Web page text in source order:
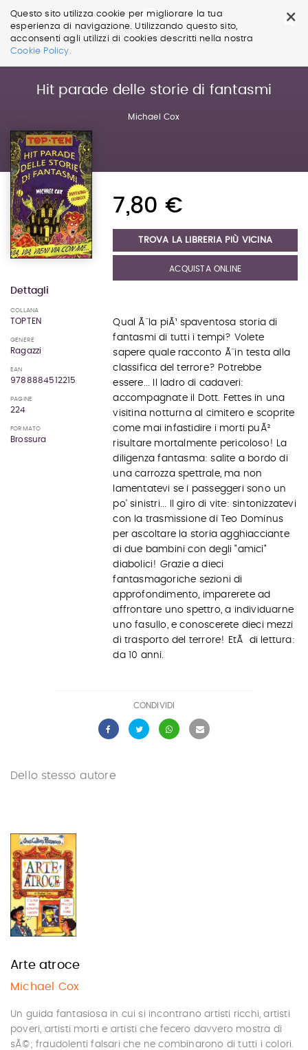
×
Questo sito utilizza cookie per migliorare la tua
esperienza di navigazione. Utilizzando questo sito,
acconsenti agli utilizzi di cookies descritti nella nostra
Cookie Policy.
Salta
Hit parade delle storie di fantasmi
Michael Cox
Dettagli
COLLANA
TOPTEN
GENERE
Ragazzi
EAN
9788884512215
PAGINE
224
FORMATO
Brossura
7,80 €
TROVA LA LIBRERIA PIÙ VICINA
ACQUISTA ONLINE
Qual Ã¨ la piÃ¹ spaventosa storia di
fantasmi di tutti i tempi? Volete
sapere quale racconto Ã¨ in testa alla
classifica del terrore? Potrebbe
essere... Il ladro di cadaveri:
accompagnate il Dott. Fettes in una
visitina notturna al cimitero e scoprite
come mai infastidire i morti puÃ²
risultare mortalmente pericoloso! La
diligenza fantasma: salite a bordo di
una carrozza spettrale, ma non
lamentatevi se i passeggeri sono un
po' sinistri... Il giro di vite: sintonizzatevi
con la trasmissione di Teo Dominus
per ascoltare la storia agghiacciante
di due bambini con degli "amici"
diabolici! Grazie a dieci
fantasmagoriche sezioni di
approfondimento, imparerete ad
affrontare uno spettro, a individuarne
uno fasullo, e conoscerete dieci mezzi
di trasporto del terrore! EtÃ di lettura:
da 10 anni.
CONDIVIDI
Dello stesso autore
Arte atroce
Michael Cox
Un guida fantasiosa in cui si incontrano artisti ricchi, artisti
poveri, artisti morti e artisti che fecero davvero mostra di
sÃ©; fraudolenti falsari che ne combinarono di tutti i colori.